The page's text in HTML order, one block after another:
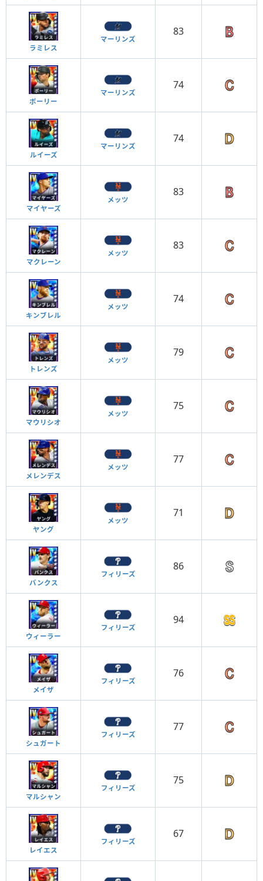
ラミレス
マーリンズ
83
ポーリー
マーリンズ
74
ルイーズ
マーリンズ
74
マイヤーズ
メッツ
83
マクレーン
メッツ
83
キンブレル
メッツ
74
トレンズ
メッツ
79
マウリシオ
メッツ
75
メレンデス
メッツ
77
ヤング
メッツ
71
バンクス
フィリーズ
86
ウィーラー
フィリーズ
94
メイザ
フィリーズ
76
シュガート
フィリーズ
77
マルシャン
フィリーズ
75
レイエス
フィリーズ
67